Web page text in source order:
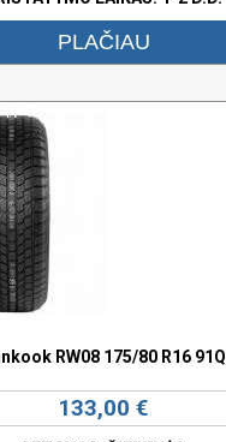
PLAČIAU
RW08 175/80 R16 91Q
133,00 €